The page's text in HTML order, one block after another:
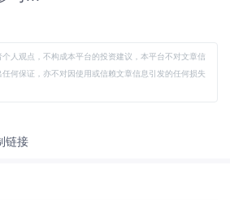
人观点，不构成本平台的投资建议，本平台不对文章信
何保证，亦不对因使用或信赖文章信息引发的任何损失
链接